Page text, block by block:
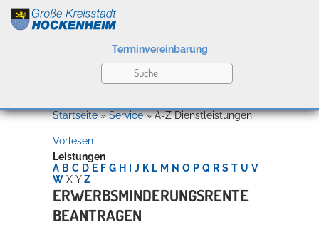
Kultur
Bildung
Terminvereinbarung
Startseite»Service»A-Z Dienstleistungen
Vorlesen
Leistungen
A B C D E F G H J K L M N O P Q R S T U V
W X Y Z
ERWERBSMINDERUNGSRENTE
BEANTRAGEN